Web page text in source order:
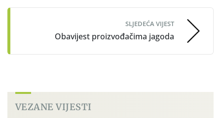
SLJEDEĆA VIJEST
Obavijest proizvođačima jagoda
VEZANE VIJESTI